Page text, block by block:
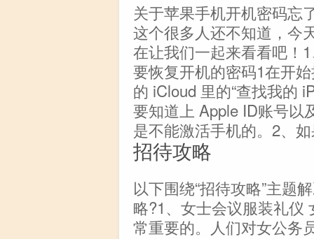
关于苹果手机开机密码忘
这个很多人还不知道，今
在让我们一起来看看吧！
要恢复开机的密码1在开
的 iCloud 里的“查找我的
要知道上 Apple ID账号以
是不能激活手机的。2、
招待攻略
以下围绕“招待攻略”主题
略?1、女士会议服装礼仪
常重要的。人们对女公务